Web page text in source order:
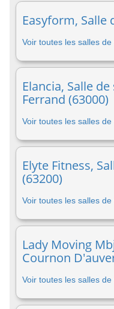
Easyform, Salle
Voir toutes les salles
Elancia, Salle
Ferrand (63000)
Voir toutes les salles
Elyte Fitness,
(63200)
Voir toutes les salles
Lady Moving
Cournon
Voir toutes les salles